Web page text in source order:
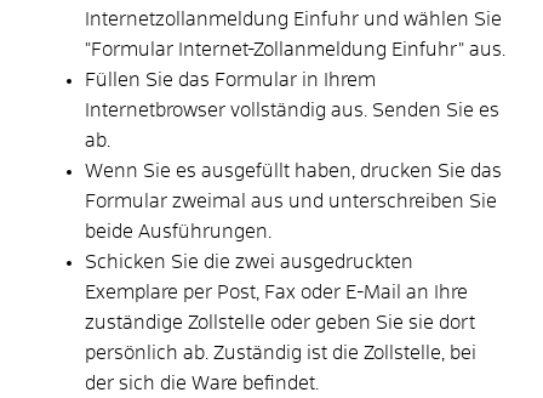
Internetzollanmeldung Einfuhr und wählen Sie
"Formular Internet-Zollanmeldung Einfuhr" aus.
Füllen Sie das Formular in Ihrem
Internetbrowser vollständig aus. Senden Sie es
ab.
Wenn Sie es ausgefüllt haben, drucken Sie das
Formular zweimal aus und unterschreiben Sie
beide Ausführungen.
Schicken Sie die zwei ausgedruckten
Exemplare per Post, Fax oder E-Mail an Ihre
zuständige Zollstelle oder geben Sie sie dort
persönlich ab. Zuständig ist die Zollstelle, bei
der sich die Ware befindet.